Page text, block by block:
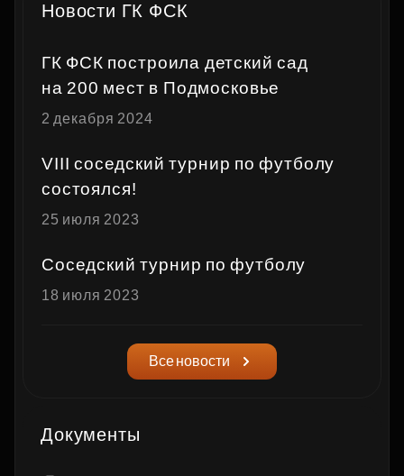
Новости ГК ФСК
ГК ФСК построила детский сад
на 200 мест в Подмосковье
2 декабря 2024
VIII соседский турнир по футболу
состоялся!
25 июля 2023
Соседский турнир по футболу
18 июля 2023
Все новости
Документы